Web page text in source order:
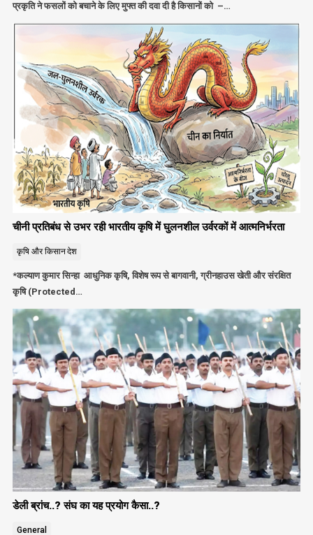
प्रकृति ने फसलों को बचाने के लिए मुफ्त की दवा दी है किसानों को –…
चीनी प्रतिबंध से उभर रही भारतीय कृषि में घुलनशील उर्वरकों में आत्मनिर्भरता
कृषि और किसानदेश
*कल्याण कुमार सिन्हा आधुनिक कृषि, विशेष रूप से बागवानी, ग्रीनहाउस खेती और संरक्षित
कृषि (Protected…
डेली ब्रांच..? संघ का यह प्रयोग कैसा..?
General